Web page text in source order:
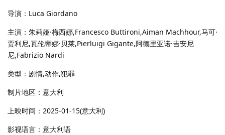
导演：Luca Giordano
主演：朱莉娅·梅西娜,Francesco Buttironi,Aiman Machhour,马可·
贾利尼,瓦伦蒂娜·贝莱,Pierluigi Gigante,阿德里亚诺·吉安尼
尼,Fabrizio Nardi
类型：剧情,动作,犯罪
制片地区：意大利
上映时间：2025-01-15(意大利)
影视语言：意大利语